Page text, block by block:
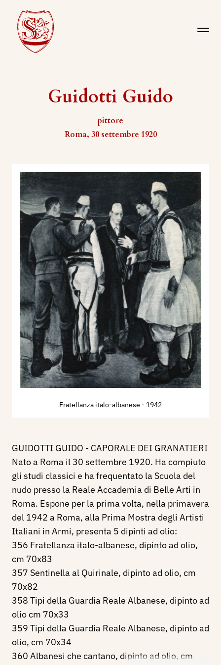
Guidotti Guido
pittore
Roma, 30 settembre 1920
Fratellanza italo-albanese - 1942
GUIDOTTI GUIDO - CAPORALE DEI GRANATIERI
Nato a Roma il 30 settembre 1920. Ha compiuto
gli studi classici e ha frequentato la Scuola del
nudo presso la Reale Accademia di Belle Arti in
Roma. Espone per la prima volta, nella primavera
del 1942 a Roma, alla Prima Mostra degli Artisti
Italiani in Armi, presenta 5 dipinti ad olio:
356 Fratellanza italo-albanese, dipinto ad olio,
cm 70x83
357 Sentinella al Quirinale, dipinto ad olio, cm
70x82
358 Tipi della Guardia Reale Albanese, dipinto ad
olio cm 70x33
359 Tipi della Guardia Reale Albanese, dipinto ad
olio, cm 70x34
360 Albanesi che cantano, dipinto ad olio, cm